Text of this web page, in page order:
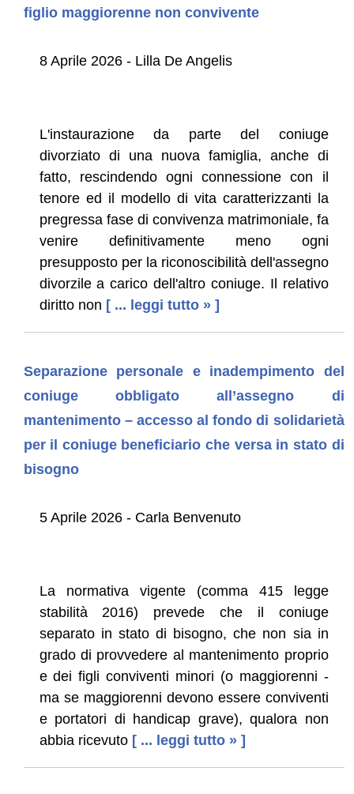
figlio maggiorenne non convivente
8 Aprile 2026 - Lilla De Angelis
L'instaurazione da parte del coniuge
divorziato di una nuova famiglia, anche di
fatto, rescindendo ogni connessione con il
tenore ed il modello di vita caratterizzanti la
pregressa fase di convivenza matrimoniale, fa
venire definitivamente meno ogni
presupposto per la riconoscibilità dell'assegno
divorzile a carico dell'altro coniuge. Il relativo
diritto non [ ... leggi tutto » ]
Separazione personale e inadempimento del
coniuge obbligato all’assegno di
mantenimento – accesso al fondo di solidarietà
per il coniuge beneficiario che versa in stato di
bisogno
5 Aprile 2026 - Carla Benvenuto
La normativa vigente (comma 415 legge
stabilità 2016) prevede che il coniuge
separato in stato di bisogno, che non sia in
grado di provvedere al mantenimento proprio
e dei figli conviventi minori (o maggiorenni -
ma se maggiorenni devono essere conviventi
e portatori di handicap grave), qualora non
abbia ricevuto [ ... leggi tutto » ]